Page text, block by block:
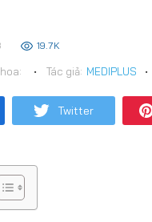
19.7K
• Tác giả: MEDIPLUS •
Twitter